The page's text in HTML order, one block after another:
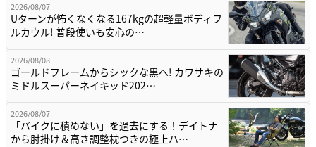
2026/08/07
Uターンが怖くなくなる167kgの超軽量ボディフ
ルカウル! 普段使いも安心の…
2026/08/08
ゴールドフレームからシックな黒へ! カワサキの
ミドルスーパーネイキッド202…
2026/08/07
「バイクに積めない」を過去にする！デイトナ
から肘掛け＆高さ調整枕つきの極上ハ…